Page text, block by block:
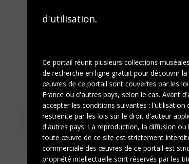
d'utilisation.
Ce portail réunit plusieurs collections
de recherche en ligne gratuit pour découvrir
œuvres de ce portail sont couvertes par les
France ou d'autres pays, selon le cas. Avant
accepter les conditions suivantes :
restreinte par les lois sur le droit d'auteur
d'autres pays. La reproduction, la diffusion
toute œuvre de ce site est strictement
commerciale des œuvres de ce portail est
propriété intellectuelle sont réservés par les